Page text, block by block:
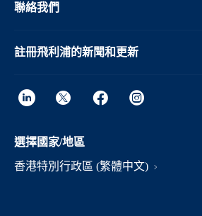
聯絡我們
註冊飛利浦的新聞和更新
選擇國家/地區
香港特別行政區 (繁體中文)